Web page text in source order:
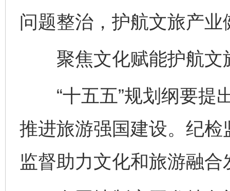
问题整治，护航文旅产业
聚焦文化赋能护航文
“十五五”规划纲要提
推进旅游强国建设。纪
监督助力文化和旅游融合